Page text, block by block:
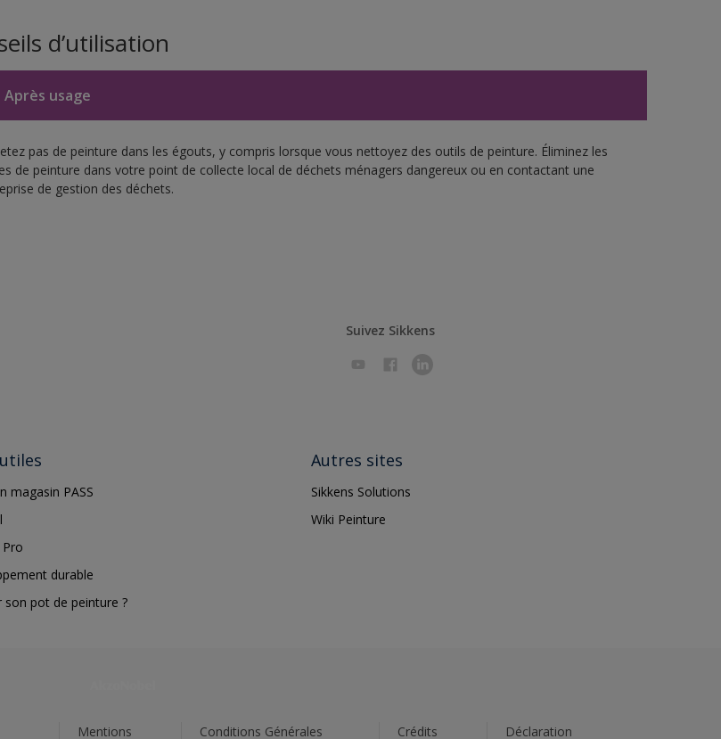
d’utilisation
Après usage
pas de peinture dans les égouts, y compris lorsque vous nettoyez des outils de peinture. Éliminez les
de peinture dans votre point de collecte local de déchets ménagers dangereux ou en contactant une
de gestion des déchets.
Suivez Sikkens
magasin PASS
durable
son pot de peinture ?
Autres sites
Sikkens Solutions
Wiki Peinture
Mentions Conditions Générales Crédits Déclaration